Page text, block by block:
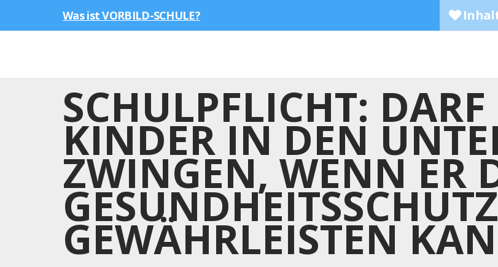
Was ist VORBILD-SCHULE?
SCHULPFLICHT: DARF
KINDER IN DEN
ZWINGEN, WENN ER
GEWÄHRLEISTEN